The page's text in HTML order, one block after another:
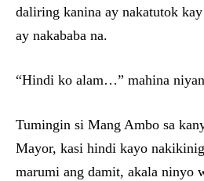
daliring kanina ay nakatutok
ay nakababa na.
“Hindi ko alam…” mahina
Tumingin si Mang Ambo sa
Mayor, kasi hindi kayo
marumi ang damit, akala ninyo